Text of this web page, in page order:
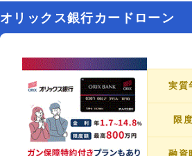
オリックス銀行カードローン
実質
限
融資